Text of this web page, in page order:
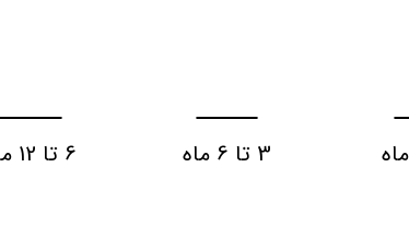
3 تا 6 ماه 6 تا 12 ماه